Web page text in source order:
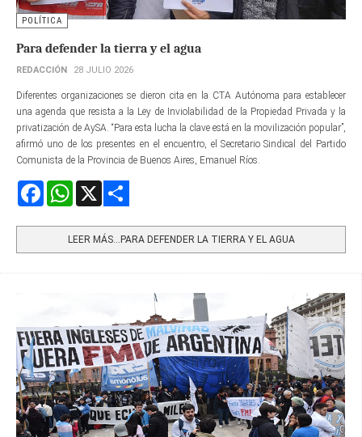
POLÍTICA
Para defender la tierra y el agua
REDACCIÓN 28 JULIO 2026
Diferentes organizaciones se dieron cita en la CTA Autónoma para establecer
una agenda que resista a la Ley de Inviolabilidad de la Propiedad Privada y la
privatización de AySA. “Para esta lucha la clave está en la movilización popular”,
afirmó uno de los presentes en el encuentro, el Secretario Sindical del Partido
Comunista de la Provincia de Buenos Aires, Emanuel Ríos.
FacebookWhatsApp
LEER MÁS…PARA DEFENDER LA TIERRA Y EL AGUA